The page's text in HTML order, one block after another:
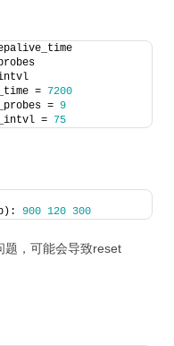
= 7200
= 9
= 75
900 120 300
题，可能会导致reset